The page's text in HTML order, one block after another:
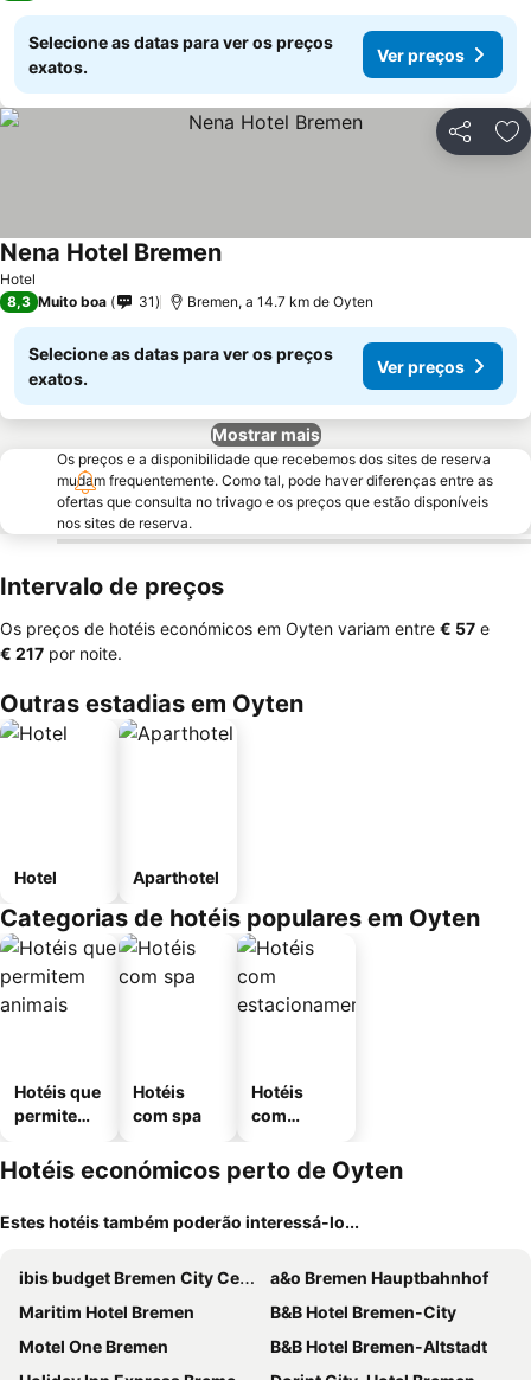
Selecione as datas para ver os preços
exatos.
Ver preços
Partilhar
Hotel
Nena Hotel BremenVer preços
8,3 Muito boa 31 Bremen, a 14.7 km de Oyten
Selecione as datas para ver os preços
exatos.
Ver preços
Mostrar mais
Os preços e a disponibilidade que recebemos dos sites de reserva
mudam frequentemente. Como tal, pode haver diferenças entre as
ofertas que consulta no trivago e os preços que estão disponíveis
nos sites de reserva.
Intervalo de preços
Os preços de hotéis económicos em Oyten variam entre ‎€ 57 e
‎€ 217 por noite.
Outras estadias em Oyten
Hotel Aparthotel
Categorias de hotéis populares em Oyten
Hotéis que
permitem
Hotéis
com spa
Hotéis
com
mento
Hotéis económicos perto de Oyten
Estes hotéis também poderão interessá-lo...
ibis budget Bremen City Center
a&o Bremen Hauptbahnhof
Maritim Hotel Bremen
B&B Hotel Bremen-City
Motel One Bremen
B&B Hotel Bremen-Altstadt